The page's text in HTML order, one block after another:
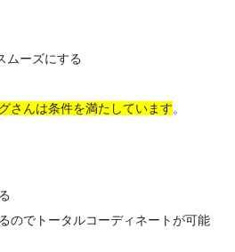
ムーズにする
さんは条件を満たしています。
のでトータルコーディネートが可能